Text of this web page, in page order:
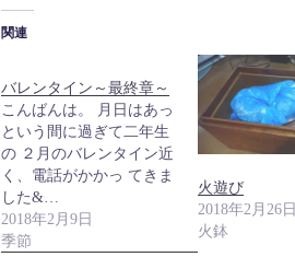
関連
バレンタイン～最終章～
こんばんは。 月日はあっ
という間に過ぎて二年生
の ２月のバレンタイン近
く、電話がかかっ てきま
した&…
2018年2月9日
季節
火遊び
2018年2月26日
火鉢